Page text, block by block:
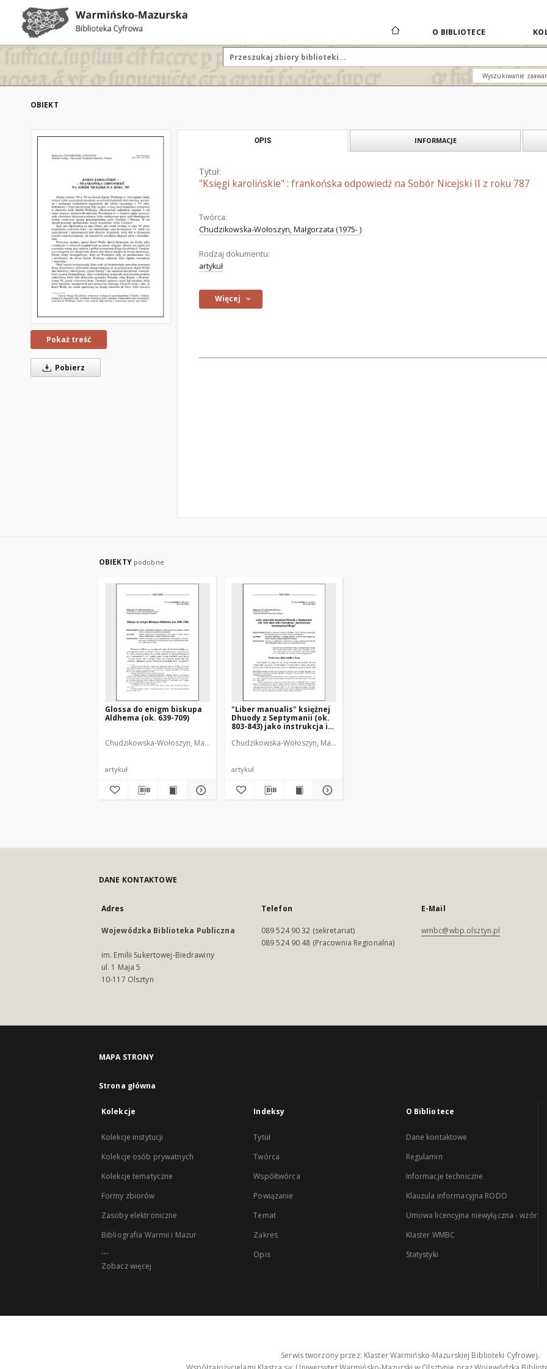
O BIBLIOTECE
Wyszukiwanie
OBIEKT
Pokaż treść
Pobierz
OPIS INFORMACJE
Tytuł:
"Księgi karolińskie" : frankońska odpowiedź na Sobór Nicejski II z roku 787
Twórca:
Chudzikowska-Wołoszyn, Małgorzata (1975- )
Rodzaj dokumentu:
artykuł
Więcej
OBIEKTY podobne
Glossa do enigm biskupa
Aldhema (ok. 639-709)
Chudzikowska-Wołoszyn, Małgorzata (1975- )
artykuł
"Liber manualis" księżnej
Dhuody z Septymanii (ok.
803-843) jako instrukcja i
Boga
Chudzikowska-Wołoszyn, Małgorzata (1975- )
artykuł
DANE KONTAKTOWE
Adres
Wojewódzka Biblioteka Publiczna
im. Emilii Sukertowej-Biedrawiny
ul. 1 Maja 5
10-117 Olsztyn
Telefon
089 524 90 32 (sekretariat)
089 524 90 48 (Pracownia Regionalna)
E-Mail
wmbc@wbp.olsztyn.pl
MAPA STRONY
Strona główna
Kolekcje
Kolekcje instytucji
Kolekcje osób prywatnych
Kolekcje tematyczne
Formy zbiorów
Zasoby elektroniczne
Bibliografia Warmii i Mazur
...
Zobacz więcej
Indeksy
Tytuł
Twórca
Współtwórca
Powiązanie
Temat
Zakres
Opis
O Bibliotece
Dane kontaktowe
Regulamin
Informacje techniczne
Klauzula informacyjna RODO
Umowa licencyjna niewyłączna - wzór
Klaster WMBC
Statystyki
Serwis tworzony przez: Klaster Warmińsko-Mazurskiej Biblioteki Cyfrowej.